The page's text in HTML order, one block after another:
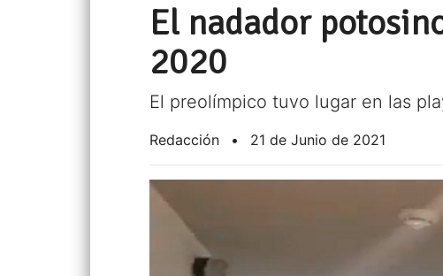
El nadador
2020
El preolímpico tuvo lugar en las
Redacción • 21 de Junio de 2021